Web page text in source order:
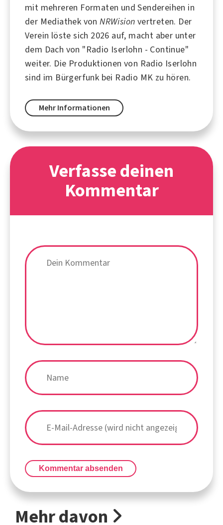
mit mehreren Formaten und Sendereihen in
der Mediathek vonNRWision vertreten. Der
Verein löste sich 2026 auf, macht aber unter
dem Dach von "Radio Iserlohn - Continue"
weiter. Die Produktionen von Radio Iserlohn
sind im Bürgerfunk bei Radio MK zu hören.
Mehr Informationen
Verfasse deinen
Kommentar
Kommentar absenden
Mehr davon